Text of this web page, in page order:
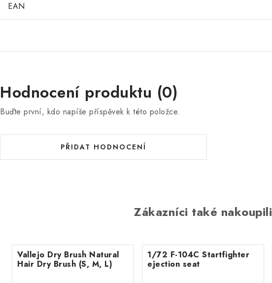
EAN
Hodnocení produktu (0)
Buďte první, kdo napíše příspěvek k této položce.
PŘIDAT HODNOCENÍ
Zákazníci také nakoupili
Vallejo Dry Brush Natural
Hair Dry Brush (S, M, L)
1/72 F-104C Startfighter
ejection seat